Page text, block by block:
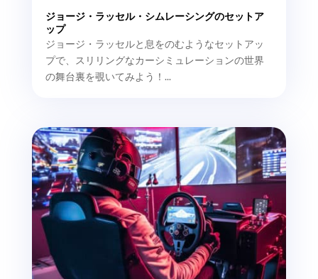
ジョージ・ラッセル・シムレーシングのセットア
ップ
ジョージ・ラッセルと息をのむようなセットアッ
プで、スリリングなカーシミュレーションの世界
の舞台裏を覗いてみよう！...